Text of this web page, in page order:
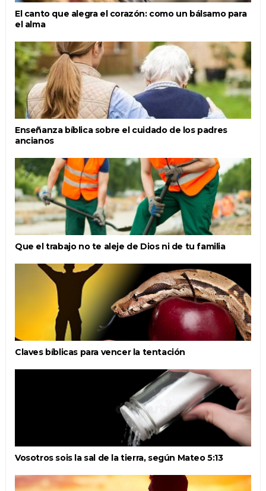
El canto que alegra el corazón: como un bálsamo para
el alma
Enseñanza bíblica sobre el cuidado de los padres
ancianos
Que el trabajo no te aleje de Dios ni de tu familia
Claves bíblicas para vencer la tentación
Vosotros sois la sal de la tierra, según Mateo 5:13